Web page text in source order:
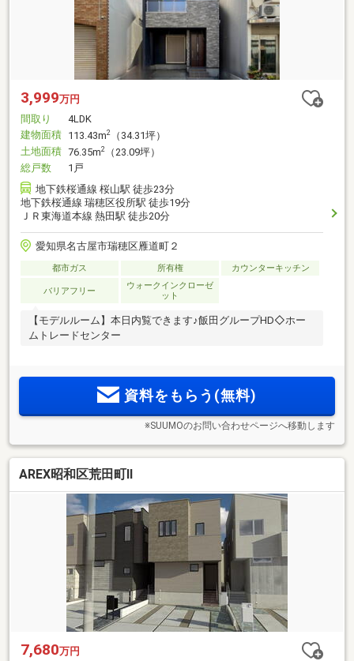
3,999万円
間取り
4LDK
建物面積 113.43m2
（34.31坪）
土地面積 76.35m2
（23.09坪）
総戸数
1戸
地下鉄桜通線 桜山駅 徒歩23分
地下鉄桜通線 瑞穂区役所駅 徒歩19分
ＪＲ東海道本線 熱田駅 徒歩20分
愛知県名古屋市瑞穂区雁道町２
都市ガス 所有権 カウンターキッチン
バリアフリー
ウォークインクローゼ
ット
【モデルルーム】本日内覧できます♪飯田グループHD◇ホー
ムトレードセンター
資料をもらう(無料)
※SUUMOのお問い合わせページへ移動します
AREX昭和区荒田町Ⅱ
7,680万円